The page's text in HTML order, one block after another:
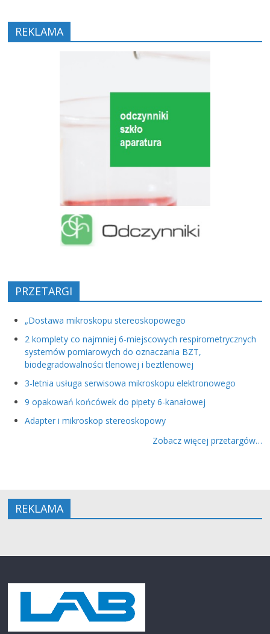
REKLAMA
PRZETARGI
„Dostawa mikroskopu stereoskopowego
2 komplety co najmniej 6-miejscowych respirometrycznych
systemów pomiarowych do oznaczania BZT,
biodegradowalności tlenowej i beztlenowej
3-letnia usługa serwisowa mikroskopu elektronowego
9 opakowań końcówek do pipety 6-kanałowej
Adapter i mikroskop stereoskopowy
Zobacz więcej przetargów…
REKLAMA